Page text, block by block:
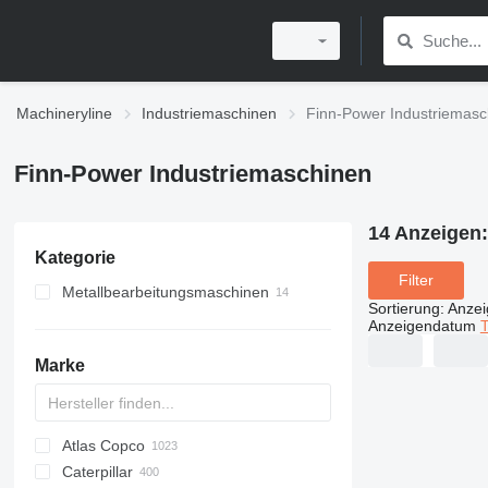
Machineryline Industriemaschinen Finn-Power
Finn-Power Industriemaschinen
Kategorie
Metallbearbeitungsmaschinen
Stanzpressen
Marke
PDS
APD
AB
Ensis
Pega
VZ
AG3
Atlas Copco
DrillAir
QAS
PDP
E-series
B-series
BM
GFS
VT
Rover
533
Airpure
BySprint Fiber
CK
SR
Caterpillar
14 Anzeigen:
Filter
Sortierung:
Anzeigendatum